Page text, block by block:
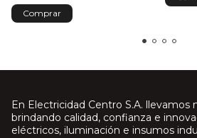
En Electricidad Centro S.A. llevamos
brindando calidad, confianza e
eléctricos, iluminación e insumos